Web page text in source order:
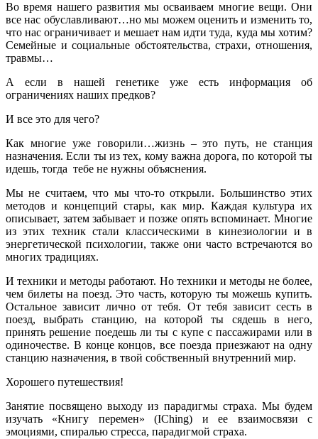
Во время нашего развития мы осваиваем многие вещи. Они
все нас обуславливают…но мы можем оценить и изменить то,
что нас ограничивает и мешает нам идти туда, куда мы хотим?
Семейные и социальные обстоятельства, страхи, отношения,
травмы…
А если в нашей генетике уже есть информация об
ограничениях наших предков?
И все это для чего?
Как многие уже говорили…жизнь – это путь, не станция
назначения. Если ты из тех, кому важна дорога, по которой ты
идешь, тогда тебе не нужны объяснения.
Мы не считаем, что мы что-то открыли. Большинство этих
методов и концепций стары, как мир. Каждая культура их
описывает, затем забывает и позже опять вспоминает. Многие
из этих техник стали классическими в кинезиологии и в
энергетической психологии, также они часто встречаются во
многих традициях.
И техники и методы работают. Но техники и методы не более,
чем билеты на поезд. Это часть, которую ты можешь купить.
Остальное зависит лично от тебя. От тебя зависит сесть в
поезд, выбрать станцию, на которой ты сядешь в него,
принять решение поедешь ли ты с купе с пассажирами или в
одиночестве. В конце концов, все поезда приезжают на одну
станцию назначения, в твой собственный внутренний мир.
Хорошего путешествия!
Занятие посвящено выходу из парадигмы страха. Мы будем
изучать «Книгу перемен» (IChing) и ее взаимосвязи с
эмоциями, спиралью стресса, парадигмой страха.